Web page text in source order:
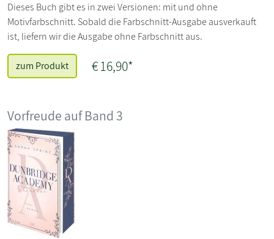
Dieses Buch gibt es in zwei Versionen: mit und ohne
Motivfarbschnitt. Sobald die Farbschnitt-Ausgabe ausverkauft
ist, liefern wir die Ausgabe ohne Farbschnitt aus.
zum Produkt € 16,90*
Vorfreude auf Band 3